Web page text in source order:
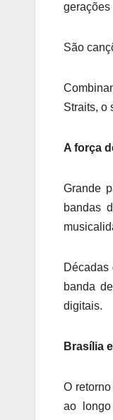
gerações
São
Straits, o
A força
Grande
bandas
banda
digitais.
Brasília
O
ao